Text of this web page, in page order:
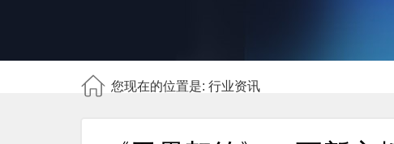
您现在的位置是: 行业资讯